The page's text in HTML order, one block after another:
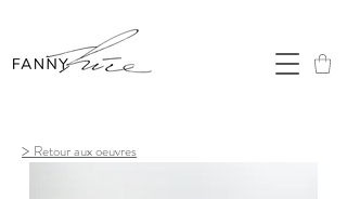
> Retour aux oeuvres